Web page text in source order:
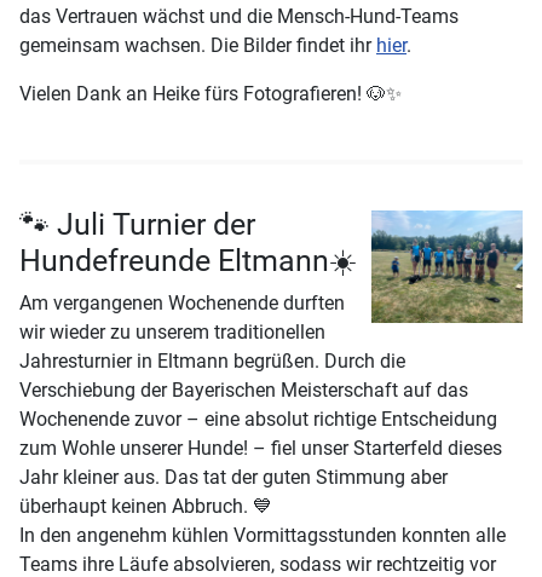
das Vertrauen wächst und die Mensch-Hund-Teams
gemeinsam wachsen. Die Bilder findet ihr hier.
Vielen Dank an Heike fürs Fotografieren! 🐶✨
🐾 Juli Turnier der
Hundefreunde Eltmann☀️
Am vergangenen Wochenende durften
wir wieder zu unserem traditionellen
Jahresturnier in Eltmann begrüßen. Durch die
Verschiebung der Bayerischen Meisterschaft auf das
Wochenende zuvor – eine absolut richtige Entscheidung
zum Wohle unserer Hunde! – fiel unser Starterfeld dieses
Jahr kleiner aus. Das tat der guten Stimmung aber
überhaupt keinen Abbruch. 💙
In den angenehm kühlen Vormittagsstunden konnten alle
Teams ihre Läufe absolvieren, sodass wir rechtzeitig vor